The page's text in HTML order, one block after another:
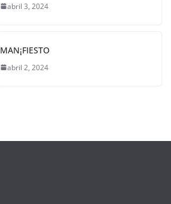
abril 3, 2024
MAN¡FIESTO
abril 2, 2024